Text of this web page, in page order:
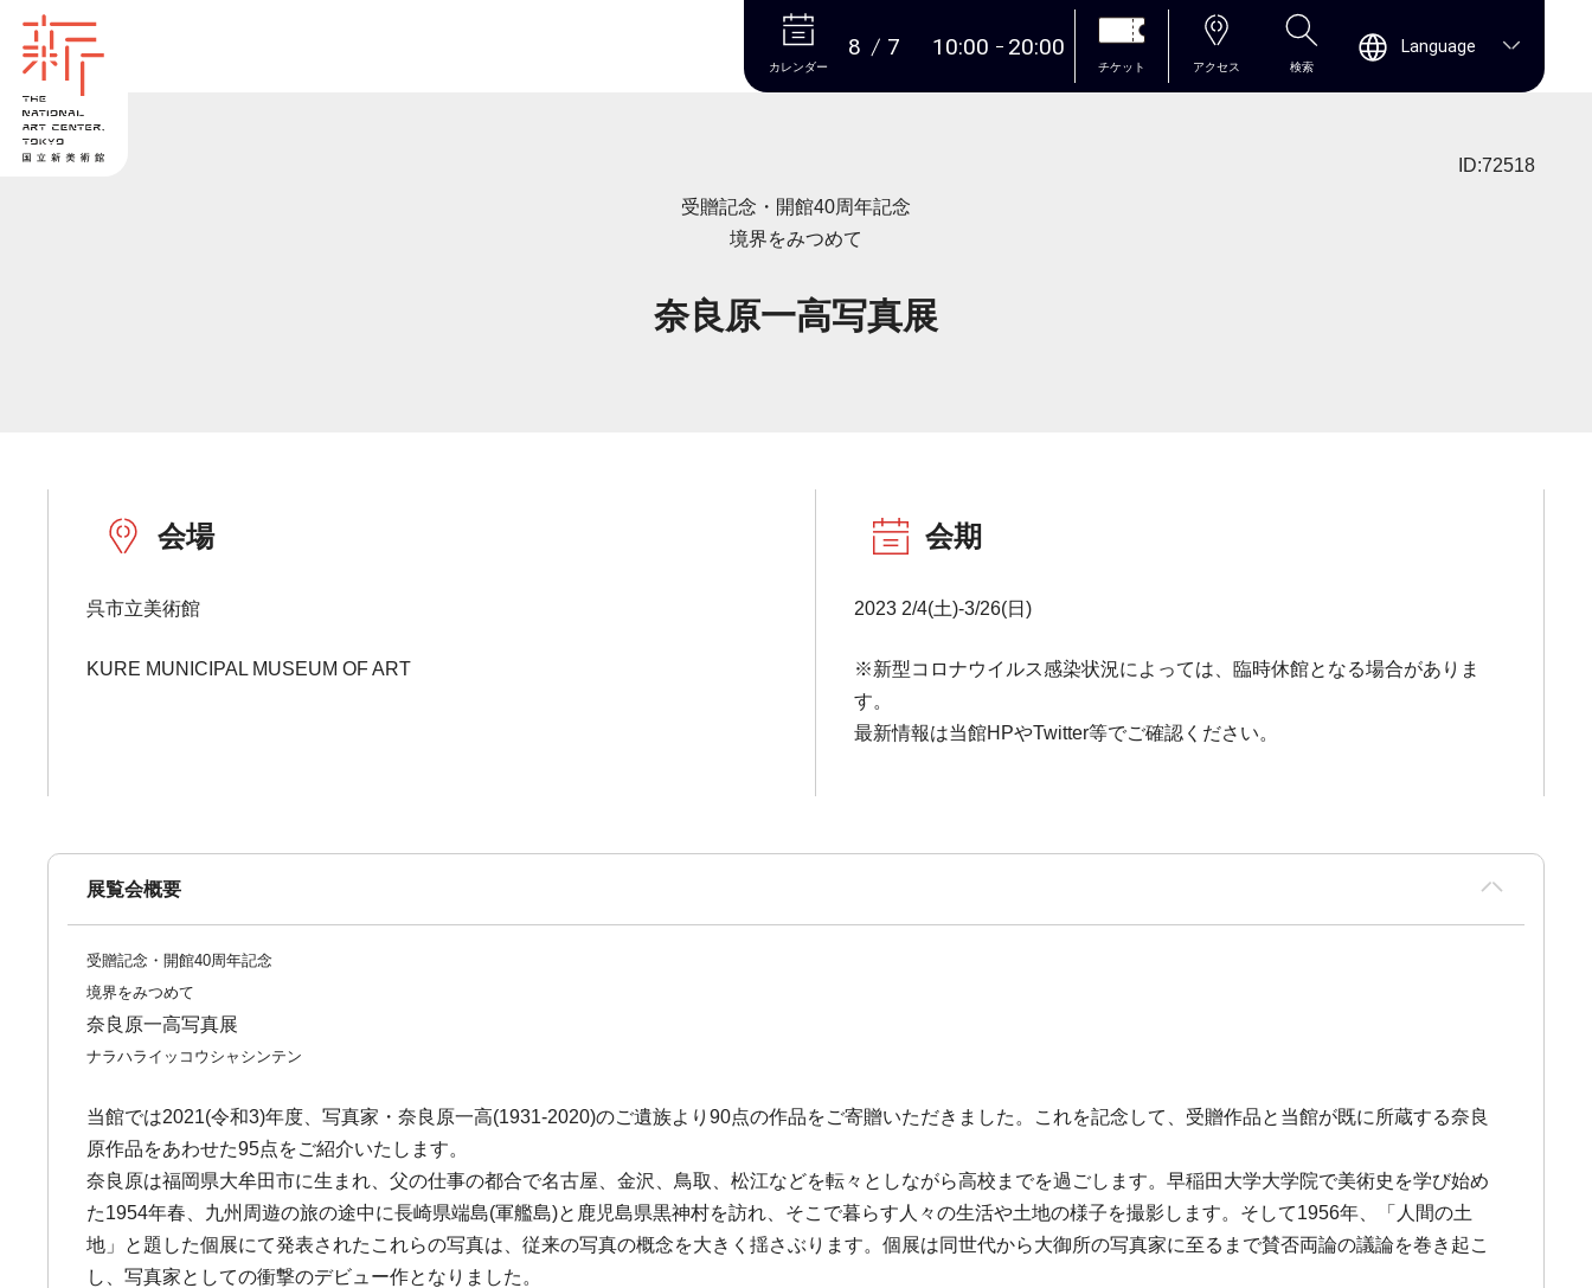
本文へ
カレンダー
8 7 10:00 20:00
チケット アクセス 検索
Language
ID:72518
受贈記念・開館40周年記念
境界をみつめて
奈良原一高写真展
会場
呉市立美術館
KURE MUNICIPAL MUSEUM OF ART
会期
2023 2/4(土)-3/26(日)
※新型コロナウイルス感染状況によっては、臨時休館となる場合がありま
す。
最新情報は当館HPやTwitter等でご確認ください。
展覧会概要
受贈記念・開館40周年記念
境界をみつめて
奈良原一高写真展
ナラハライッコウシャシンテン
当館では2021(令和3)年度、写真家・奈良原一高(1931-2020)のご遺族より90点の作品をご寄贈いただきました。これを記念して、受贈作品と当館が既に所蔵する奈良
原作品をあわせた95点をご紹介いたします。
奈良原は福岡県大牟田市に生まれ、父の仕事の都合で名古屋、金沢、鳥取、松江などを転々としながら高校までを過ごします。早稲田大学大学院で美術史を学び始め
た1954年春、九州周遊の旅の途中に長崎県端島(軍艦島)と鹿児島県黒神村を訪れ、そこで暮らす人々の生活や土地の様子を撮影します。そして1956年、「人間の土
地」と題した個展にて発表されたこれらの写真は、従来の写真の概念を大きく揺さぶります。個展は同世代から大御所の写真家に至るまで賛否両論の議論を巻き起こ
し、写真家としての衝撃のデビュー作となりました。